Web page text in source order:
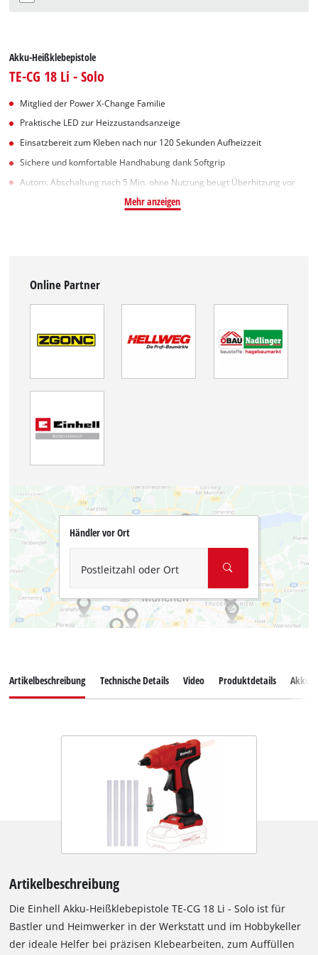
Akku-Heißklebepistole
TE-CG 18 Li - Solo
Mitglied der Power X-Change Familie
Praktische LED zur Heizzustandsanzeige
Einsatzbereit zum Kleben nach nur 120 Sekunden Aufheizzeit
Sichere und komfortable Handhabung dank Softgrip
Autom. Abschaltung nach 5 Min. ohne Nutzung beugt Überhitzung vor
Mehr anzeigen
Online Partner
Händler vor Ort
Postleitzahl oder Ort
Artikelbeschreibung Technische Details Video Produktdetails
Artikelbeschreibung
Die Einhell Akku-Heißklebepistole TE-CG 18 Li - Solo ist für
Bastler und Heimwerker in der Werkstatt und im Hobbykeller
der ideale Helfer bei präzisen Klebearbeiten, zum Auffüllen